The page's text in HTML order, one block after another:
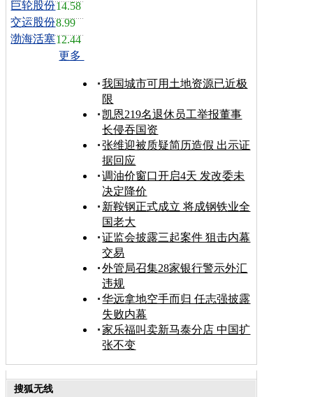
巨轮股份14.58
交运股份8.99
渤海活塞12.44
更多
我国城市可用土地资源已近极
限
凯恩219名退休员工举报董事
长侵吞国资
张维迎被质疑简历造假 出示证
据回应
调油价窗口开启4天 发改委未
决定降价
新鞍钢正式成立 将成钢铁业全
国老大
证监会披露三起案件 狙击内幕
交易
外管局召集28家银行警示外汇
违规
华远拿地空手而归 任志强披露
失败内幕
家乐福叫卖新马泰分店 中国扩
张不变
搜狐无线